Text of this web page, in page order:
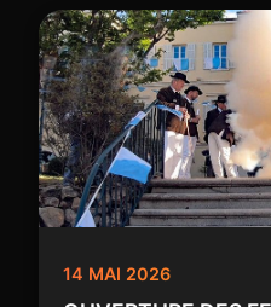
14 MAI 2026